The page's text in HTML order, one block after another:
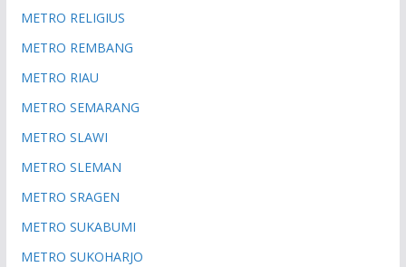
METRO RELIGIUS
METRO REMBANG
METRO RIAU
METRO SEMARANG
METRO SLAWI
METRO SLEMAN
METRO SRAGEN
METRO SUKABUMI
METRO SUKOHARJO